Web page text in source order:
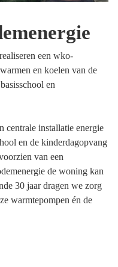
een wko-
en koelen van de
en
centrale installatie energie
en de kinderdagopvang
van een
de woning kan
30 jaar dragen we zorg
warmtepompen én de